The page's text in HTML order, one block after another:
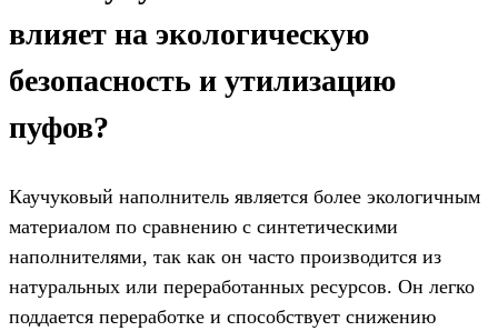
влияет на экологическую
безопасность и утилизацию
пуфов?
Каучуковый наполнитель является более экологичным
материалом по сравнению с синтетическими
наполнителями, так как он часто производится из
натуральных или переработанных ресурсов. Он легко
поддается переработке и способствует снижению